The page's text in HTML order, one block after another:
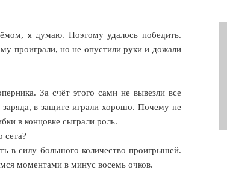
я думаю. Поэтому удалось победить.
проиграли, но не опустили руки и дожали
За счёт этого сами не вывезли все
заряда, в защите играли хорошо. Почему не
в концовке сыграли роль.
сета?
в силу большого количество проигрышей.
моментами в минус восемь очков.